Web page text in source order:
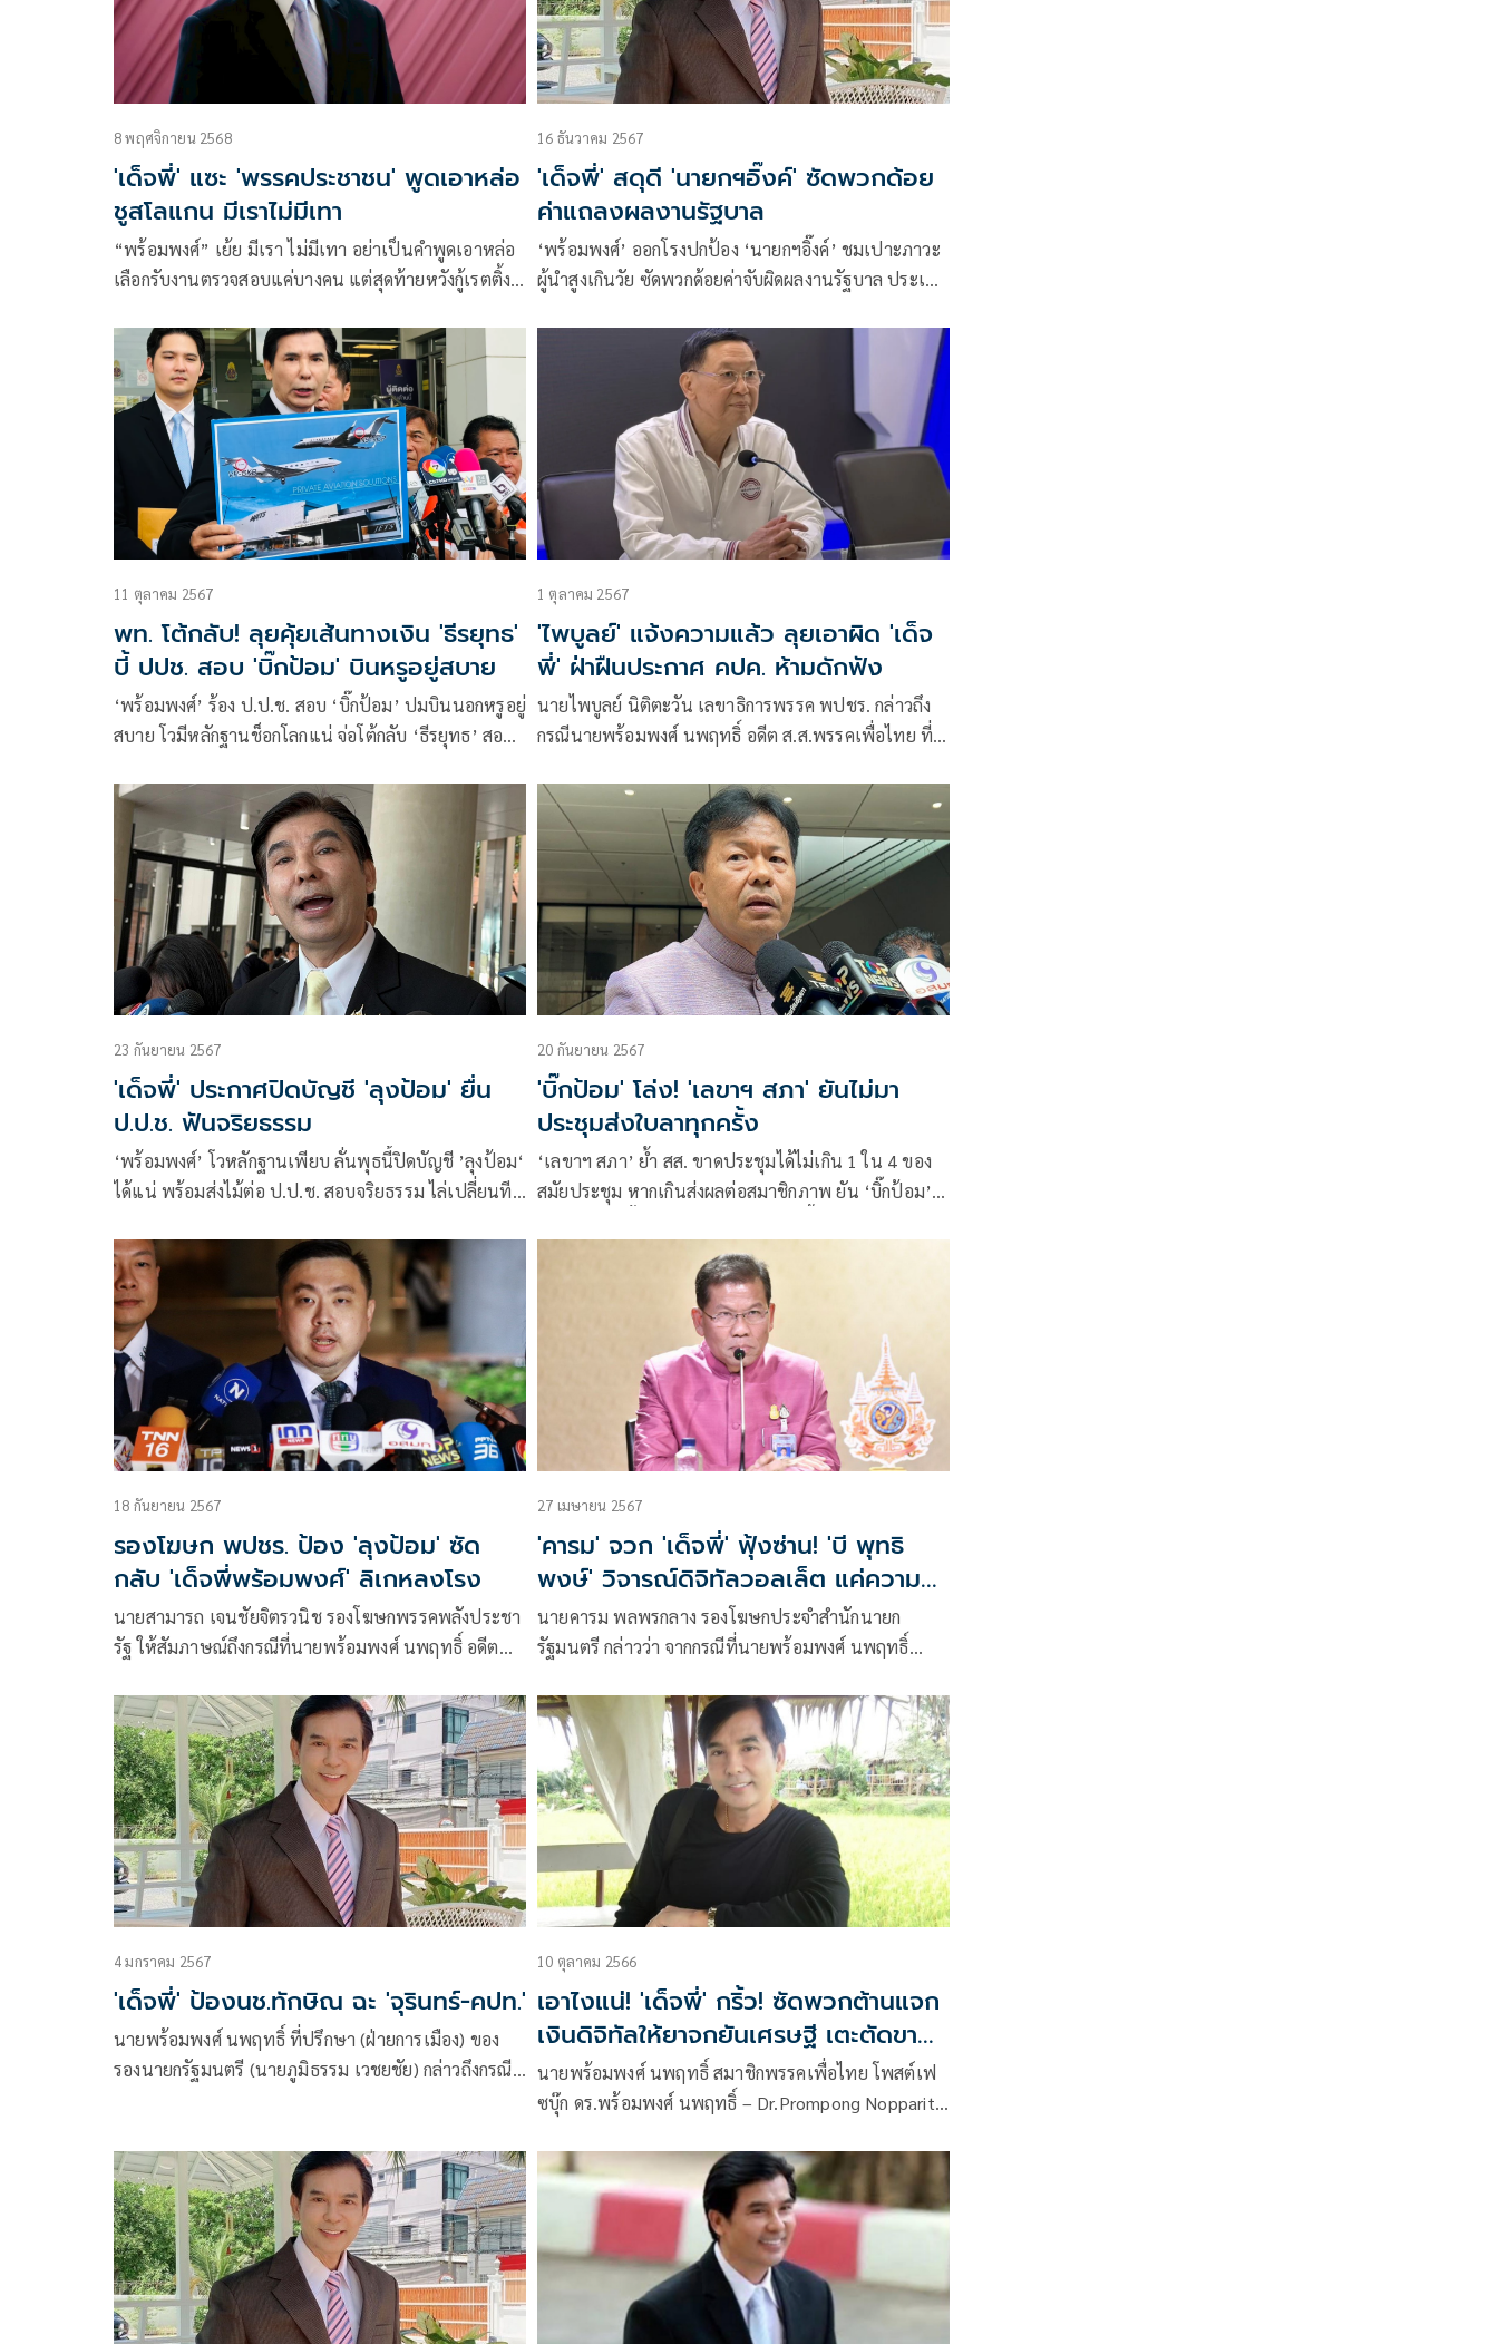
8 พฤศจิกายน 2568
'เด็จพี่' แซะ 'พรรคประชาชน' พูดเอาหล่อ
ชูสโลแกน มีเราไม่มีเทา
“พร้อมพงศ์” เย้ย มีเรา ไม่มีเทา อย่าเป็นคำพูดเอาหล่อ
เลือกรับงานตรวจสอบแค่บางคน แต่สุดท้ายหวังกู้เรตติ้ง
16 ธันวาคม 2567
'เด็จพี่' สดุดี 'นายกฯอิ๊งค์' ซัดพวกด้อย
ค่าแถลงผลงานรัฐบาล
‘พร้อมพงศ์’ ออกโรงปกป้อง ‘นายกฯอิ๊งค์’ ชมเปาะภาวะ
ผู้นำสูงเกินวัย ซัดพวกด้อยค่าจับผิดผลงานรัฐบาล ประเทศ
11 ตุลาคม 2567
พท. โต้กลับ! ลุยคุ้ยเส้นทางเงิน 'ธีรยุทธ'
บี้ ปปช. สอบ 'บิ๊กป้อม' บินหรูอยู่สบาย
‘พร้อมพงศ์’ ร้อง ป.ป.ช. สอบ ‘บิ๊กป้อม’ ปมบินนอกหรูอยู่
สบาย โวมีหลักฐานช็อกโลกแน่ จ่อโต้กลับ ‘ธีรยุทธ’ สอบ
ต่ออีก 2 ซีรีส์
1 ตุลาคม 2567
'ไพบูลย์' แจ้งความแล้ว ลุยเอาผิด 'เด็จ
พี่' ฝ่าฝืนประกาศ คปค. ห้ามดักฟัง
นายไพบูลย์ นิติตะวัน เลขาธิการพรรค พปชร. กล่าวถึง
กรณีนายพร้อมพงศ์ นพฤทธิ์ อดีต ส.ส.พรรคเพื่อไทย ที่
พปชร. รวมถึงขอข้อมูลส่วนตัวว่า ตนเกรงว่านายพร้อม
พงศ์ จะไม่มีความรู้ด้านกฎหมาย
23 กันยายน 2567
'เด็จพี่' ประกาศปิดบัญชี 'ลุงป้อม' ยื่น
ป.ป.ช. ฟันจริยธรรม
‘พร้อมพงศ์’ โวหลักฐานเพียบ ลั่นพุธนี้ปิดบัญชี ’ลุงป้อม‘
ได้แน่ พร้อมส่งไม้ต่อ ป.ป.ช. สอบจริยธรรม ไล่เปลี่ยนทีม
20 กันยายน 2567
'บิ๊กป้อม' โล่ง! 'เลขาฯ สภา' ยันไม่มา
ประชุมส่งใบลาทุกครั้ง
‘เลขาฯ สภา’ ย้ำ สส. ขาดประชุมได้ไม่เกิน 1 ใน 4 ของ
สมัยประชุม หากเกินส่งผลต่อสมาชิกภาพ ยัน ‘บิ๊กป้อม’
ตรวจสอบได้แค่ข้อมูลเบื้องต้น
18 กันยายน 2567
รองโฆษก พปชร. ป้อง 'ลุงป้อม' ซัด
กลับ 'เด็จพี่พร้อมพงศ์' ลิเกหลงโรง
นายสามารถ เจนชัยจิตรวนิช รองโฆษกพรรคพลังประชา
รัฐ ให้สัมภาษณ์ถึงกรณีที่นายพร้อมพงศ์ นพฤทธิ์ อดีต
สุวรรณ สส.พรรคพลังประชารัฐ ขาดประชุมต่อเนื่อง
27 เมษายน 2567
'คารม' จวก 'เด็จพี่' ฟุ้งซ่าน! 'บี พุทธิ
พงษ์' วิจารณ์ดิจิทัลวอลเล็ต แค่ความ
เห็นส่วนตัว
นายคารม พลพรกลาง รองโฆษกประจำสำนักนายก
รัฐมนตรี กล่าวว่า จากกรณีที่นายพร้อมพงศ์ นพฤทธิ์
กันต์ ซึ่งเคยเป็นอดีตผู้สมัคร สส.บัญชีรายชื่อ พรรคภูมิใจ
ไท
4 มกราคม 2567
'เด็จพี่' ป้องนช.ทักษิณ ฉะ 'จุรินทร์-คปท.'
นายพร้อมพงศ์ นพฤทธิ์ ที่ปรึกษา (ฝ่ายการเมือง) ของ
รองนายกรัฐมนตรี (นายภูมิธรรม เวชยชัย) กล่าวถึงกรณี
10 ตุลาคม 2566
เอาไงแน่! 'เด็จพี่' กริ้ว! ซัดพวกต้านแจก
เงินดิจิทัลให้ยาจกยันเศรษฐี เตะตัดขา
ถามคนจนมีสิทธิ์ไหมคะ?
นายพร้อมพงศ์ นพฤทธิ์ สมาชิกพรรคเพื่อไทย โพสต์เฟ
ซบุ๊ก ดร.พร้อมพงศ์ นพฤทธิ์ – Dr.Prompong Nopparit